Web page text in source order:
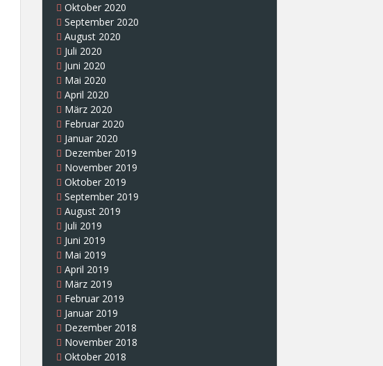
Oktober 2020
September 2020
August 2020
Juli 2020
Juni 2020
Mai 2020
April 2020
März 2020
Februar 2020
Januar 2020
Dezember 2019
November 2019
Oktober 2019
September 2019
August 2019
Juli 2019
Juni 2019
Mai 2019
April 2019
März 2019
Februar 2019
Januar 2019
Dezember 2018
November 2018
Oktober 2018